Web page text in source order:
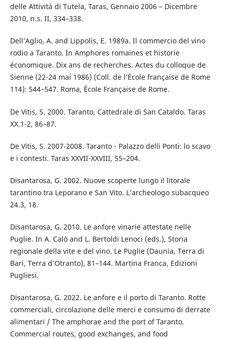
delle Attività di Tutela, Taras, Gennaio 2006 – Dicembre
2010, n.s. II, 334–338.
Dell’Aglio, A. and Lippolis, E. 1989a. Il commercio del vino
rodio a Taranto. In Amphores romaines et historie
économique. Dix ans de recherches. Actes du colloque de
Sienne (22-24 mai 1986) (Coll. de l’École française de Rome
114): 544–547. Roma, École Française de Rome.
De Vitis, S. 2000. Taranto, Cattedrale di San Cataldo. Taras
XX.1-2, 86–87.
De Vitis, S. 2007-2008. Taranto - Palazzo delli Ponti: lo scavo
e i contesti. Taras XXVII-XXVIII, 55–204.
Disantarosa, G. 2002. Nuove scoperte lungo il litorale
tarantino tra Leporano e San Vito. L’archeologo subacqueo
24.3, 18.
Disantarosa, G. 2010. Le anfore vinarie attestate nelle
Puglie. In A. Calò and L. Bertoldi Lenoci (eds.), Storia
regionale della vite e del vino. Le Puglie (Daunia, Terra di
Bari, Terra d’Otranto), 81–144. Martina Franca, Edizioni
Pugliesi.
Disantarosa, G. 2022. Le anfore e il porto di Taranto. Rotte
commerciali, circolazione delle merci e consumo di derrate
alimentari / The amphorae and the port of Taranto.
Commercial routes, good exchanges, and food